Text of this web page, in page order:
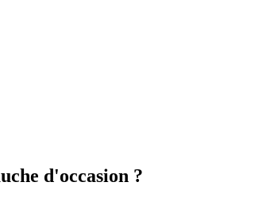
d'occasion ?